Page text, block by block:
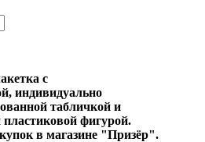
с
индивидуально
табличкой и
пластиковой фигурой.
в магазине "Призёр".